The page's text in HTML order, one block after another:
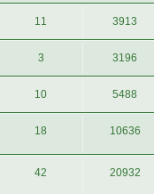
11 3913
3 3196
10 5488
18 10636
42 20932